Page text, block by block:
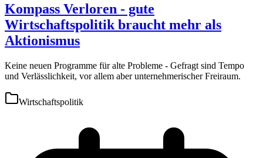
Kompass Verloren - gute
Wirtschaftspolitik braucht mehr als
Aktionismus
Keine neuen Programme für alte Probleme - Gefragt sind Tempo
und Verlässlichkeit, vor allem aber unternehmerischer Freiraum.
Wirtschaftspolitik